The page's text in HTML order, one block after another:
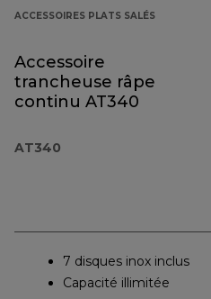
ACCESSOIRES PLATS SALÉS
Accessoire
trancheuse râpe
continu AT340
AT340
7 disques inox inclus
Capacité illimitée